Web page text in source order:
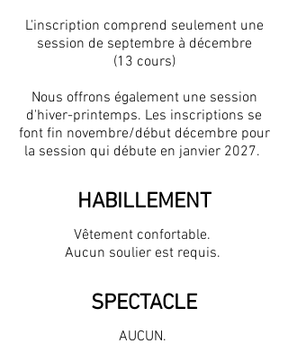
L'inscription comprend seulement une
session de septembre à décembre
(13 cours)
Nous offrons également une session
d'hiver-printemps. Les inscriptions se
font fin novembre/début décembre pour
la session qui débute en janvier 2027.
HABILLEMENT
Vêtement confortable.
Aucun soulier est requis.
SPECTACLE
AUCUN.